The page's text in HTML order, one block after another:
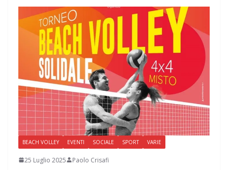
BEACH VOLLEY EVENTI SOCIALE SPORT VARIE
25 Luglio 2025 Paolo Crisafi